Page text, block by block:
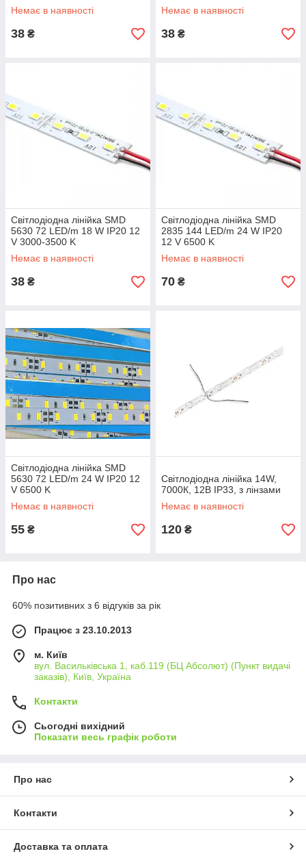
Немає в наявності
38 ₴
Немає в наявності
38 ₴
Світлодіодна лінійка SMD
5630 72 LED/m 18 W IP20 12
V 3000-3500 K
Немає в наявності
38 ₴
Світлодіодна лінійка SMD
2835 144 LED/m 24 W IP20
12 V 6500 K
Немає в наявності
70 ₴
Світлодіодна лінійка SMD
5630 72 LED/m 24 W IP20 12
V 6500 K
Немає в наявності
55 ₴
Світлодіодна лінійка 14W,
7000К, 12В IP33, з лінзами
Немає в наявності
120 ₴
Про нас
60% позитивних з 6 відгуків за рік
Працює з 23.10.2013
м. Київ
вул. Васильківська 1, каб.119 (БЦ Абсолют) (Пункт видачі
заказів), Київ, Україна
Контакти
Сьогодні вихідний
Показати весь графік роботи
Про нас
Контакти
Доставка та оплата